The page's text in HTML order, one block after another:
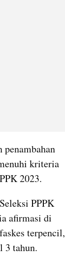
kriteria
2023.
PPPK
afirmasi di
terpencil,
3 tahun.